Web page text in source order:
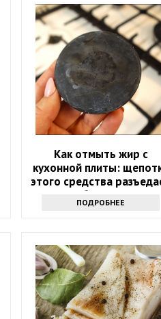
Как отмыть жир с
кухонной плиты:
этого средства
любую грязь
ПОДРОБНЕЕ